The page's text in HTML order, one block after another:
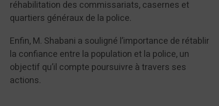
réhabilitation des commissariats, casernes et
quartiers généraux de la police.
Enfin, M. Shabani a souligné l’importance de rétablir
la confiance entre la population et la police, un
objectif qu’il compte poursuivre à travers ses
actions.